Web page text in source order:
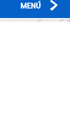
MENÚ